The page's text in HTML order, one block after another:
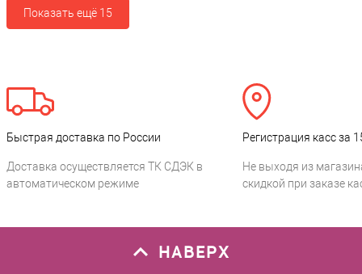
Показать ещё 15
Быстрая доставка по России
Доставка осуществляется ТК СДЭК в
автоматическом режиме
Регистрация касс за
Не выходя из
скидкой при заказе
НАВЕРХ